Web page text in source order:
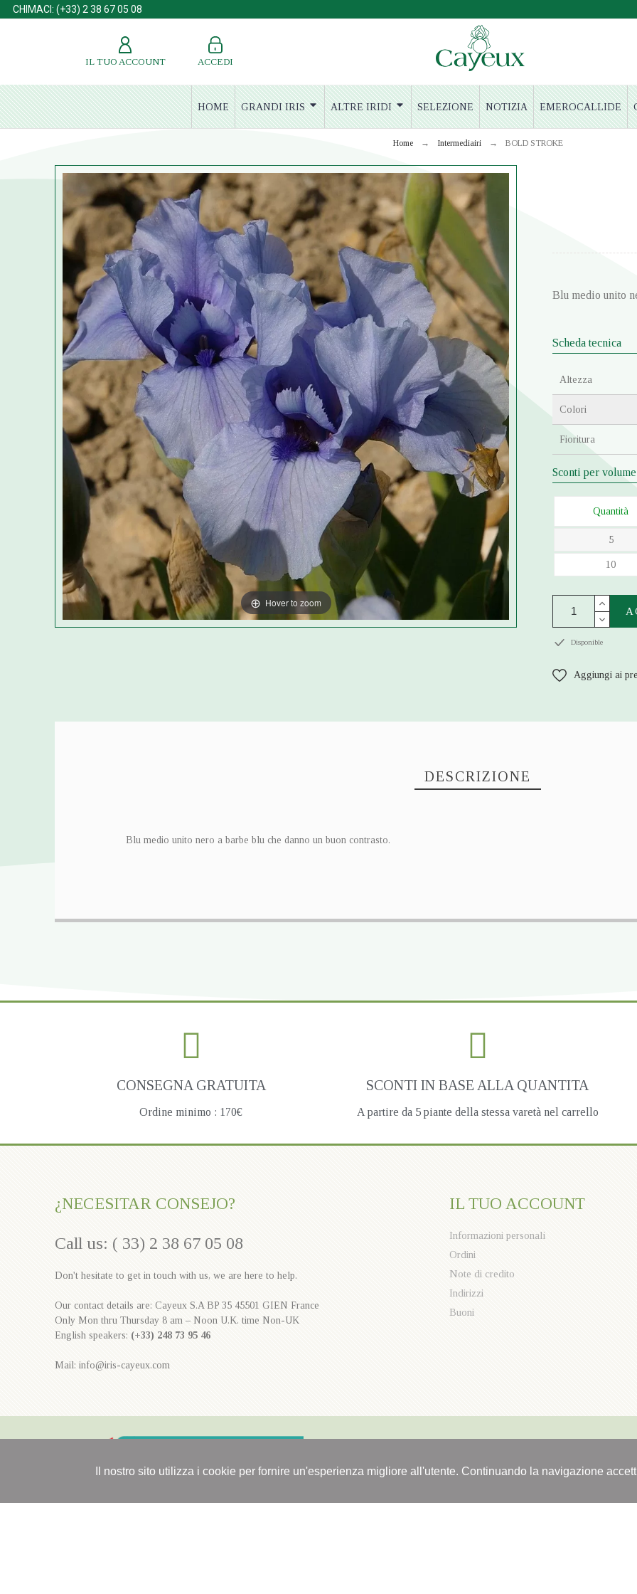
CHIMACI: (+33) 2 38 67 05 08
IL TUO ACCOUNT ACCEDI
HOME GRANDI IRIS ALTRE IRIDI SELEZIONE NOTIZIA EMEROCALLIDE
Home Intermediairi BOLD STROKE
Hover to zoom
Blu medio unito
Scheda tecnica
Altezza
Colori
Fioritura
Sconti per volume
Quantità
5
10
Disponible
Aggiungi ai
DESCRIZIONE
Blu medio unito nero a barbe blu che danno un buon contrasto.
CONSEGNA GRATUITA
Ordine minimo : 170€
SCONTI IN BASE ALLA QUANTITA
A partire da 5 piante della stessa varetà nel carrello
¿NECESITAR CONSEJO?
Call us: ( 33) 2 38 67 05 08
Don't hesitate to get in touch with us, we are here to help.
Our contact details are: Cayeux S.A BP 35 45501 GIEN France
Only Mon thru Thursday 8 am – Noon U.K. time Non-UK
English speakers: (+33) 248 73 95 46
Mail: info@iris-cayeux.com
IL TUO ACCOUNT
Informazioni personali
Ordini
Note di credito
Indirizzi
Buoni
Il nostro sito utilizza i cookie per fornire un'esperienza migliore all'utente. Continuando la navigazione